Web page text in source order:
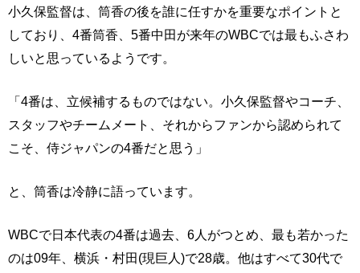
小久保監督は、筒香の後を誰に任すかを重要なポイントと
しており、4番筒香、5番中田が来年のWBCでは最もふさわ
しいと思っているようです。
「4番は、立候補するものではない。小久保監督やコーチ、
スタッフやチームメート、それからファンから認められて
こそ、侍ジャパンの4番だと思う」
と、筒香は冷静に語っています。
WBCで日本代表の4番は過去、6人がつとめ、最も若かった
のは09年、横浜・村田(現巨人)で28歳。他はすべて30代で